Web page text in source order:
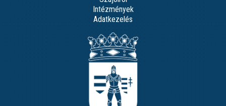
Intézmények
Adatkezelés